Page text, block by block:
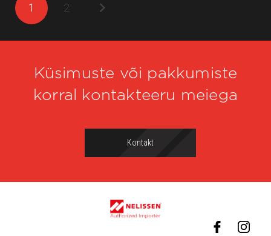
1 2
Küsimuste või pakkumiste
korral kontakteeru meiega
Kontakt